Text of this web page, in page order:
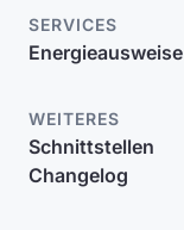
SERVICES
Energieausweise
WEITERES
Schnittstellen
Changelog